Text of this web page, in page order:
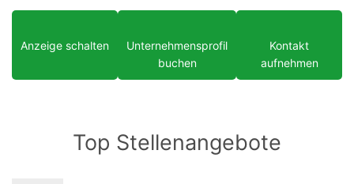
Anzeige schalten
Unternehmensprofil
buchen
Kontakt
aufnehmen
Top Stellenangebote